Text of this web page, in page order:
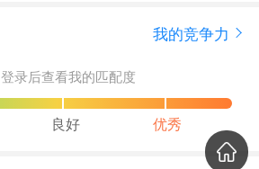
我的竞争力
登录后查看我的匹配度
良好 优秀